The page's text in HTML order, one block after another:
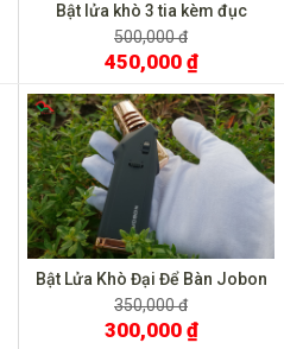
Bật lửa khò 3 tia kèm đục
Cohiba COB 58
500,000 đ
450,000 ₫
Bật Lửa Khò Đại Để Bàn Jobon
ZB583
350,000 đ
300,000 ₫